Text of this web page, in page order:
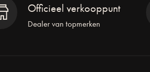
Officieel verkooppunt
Dealer van topmerken